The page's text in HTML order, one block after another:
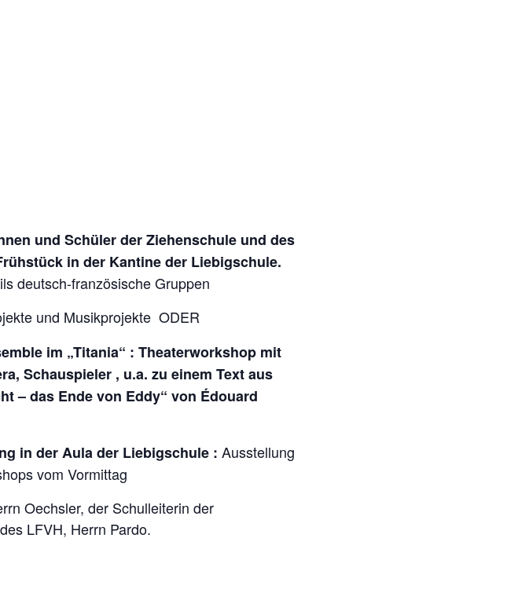
und Schüler der Ziehenschule und des
in der Kantine der Liebigschule.
deutsch-französische Gruppen
und Musikprojekte ODER
im „Titania“ :Theaterworkshop mit
Schauspieler , u.a. zu einem Text aus
– das Ende von Eddy“ von Édouard
in der Aula der Liebigschule :Ausstellung
vom Vormittag
Oechsler, der Schulleiterin der
LFVH, Herrn Pardo.